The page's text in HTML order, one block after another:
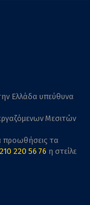
Ελλάδα υπεύθυνα
Μεσιτών
προωθήσεις τα
210 220 56 76 η στείλε